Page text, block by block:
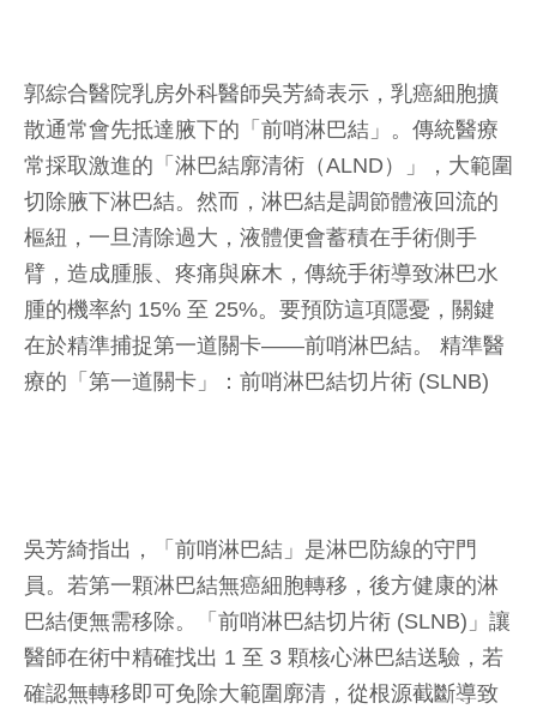
郭綜合醫院乳房外科醫師吳芳綺表示，乳癌細胞擴
散通常會先抵達腋下的「前哨淋巴結」。傳統醫療
常採取激進的「淋巴結廓清術（ALND）」，大範圍
切除腋下淋巴結。然而，淋巴結是調節體液回流的
樞紐，一旦清除過大，液體便會蓄積在手術側手
臂，造成腫脹、疼痛與麻木，傳統手術導致淋巴水
腫的機率約 15% 至 25%。要預防這項隱憂，關鍵
在於精準捕捉第一道關卡——前哨淋巴結。 精準醫
療的「第一道關卡」：前哨淋巴結切片術 (SLNB)
吳芳綺指出，「前哨淋巴結」是淋巴防線的守門
員。若第一顆淋巴結無癌細胞轉移，後方健康的淋
巴結便無需移除。「前哨淋巴結切片術 (SLNB)」讓
醫師在術中精確找出 1 至 3 顆核心淋巴結送驗，若
確認無轉移即可免除大範圍廓清，從根源截斷導致